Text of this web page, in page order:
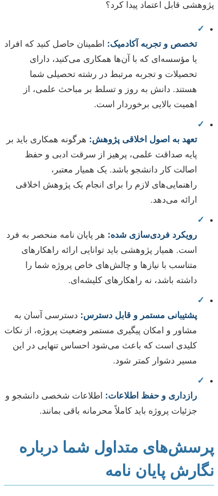
پژوهشی قابل اعتماد پیدا کرد؟
✓
تخصص و تجربه آکادمیک: اطمینان حاصل کنید که افراد
یا مؤسسه‌ای که با آن‌ها همکاری می‌کنید، دارای
تحصیلات و تجربه مرتبط در رشته تحصیلی شما
هستند. دانش به روز و تسلط بر مباحث علمی، از
اهمیت بالایی برخوردار است.
✓
تعهد به اصول اخلاقی پژوهش: هرگونه همکاری باید بر
پایه صداقت علمی، پرهیز از سرقت ادبی و حفظ
اصالت کار دانشجو باشد. یک همیار معتبر،
راهنمایی‌های لازم را برای انجام یک پژوهش اخلاقی
ارائه می‌دهد.
✓
رویکرد فردی‌سازی شده: هر پایان نامه منحصر به فرد
است. همیار پژوهشی باید توانایی ارائه راهکارهای
متناسب با نیازها و چالش‌های خاص پروژه شما را
داشته باشد، نه راهکارهای کلیشه‌ای.
✓
پشتیبانی مستمر و قابل دسترس: دسترسی آسان به
مشاور و امکان پیگیری مستمر وضعیت پروژه، از نکات
کلیدی است که باعث می‌شود احساس تنهایی در این
مسیر دشوار کمتر شود.
✓
رازداری و حفظ اطلاعات: اطلاعات شخصی دانشجو و
جزئیات پروژه باید کاملاً محرمانه باقی بمانند.
پرسش‌های متداول شما درباره
نگارش پایان نامه